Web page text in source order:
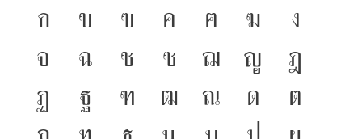
ที่มาข้อมูล : กำเนิดฟอนต์ตระกูล JS และการกลับมาอีกครั้งในรูป
แบบใหม่ โดย Panutat Jimmy Tejasen (๑๗ ธันวาคม พ.ศ.
๒๕๔๖)
ก ข ฃ ค ฅ ฆ
ง
จ
ฉ ช ซ ฌ ญ
ฎ
ฏ
ฐ ฑ ฒ ณ ด
ต